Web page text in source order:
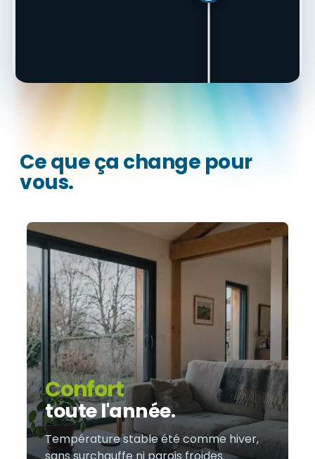
Ce que ça change pour
vous.
Confort
toute l'année.
Température stable été comme hiver,